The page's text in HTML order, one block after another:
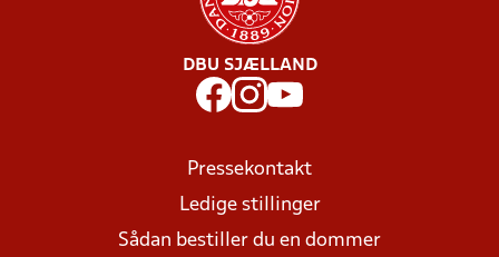
DBU SJÆLLAND
Pressekontakt
Ledige stillinger
Sådan bestiller du en dommer